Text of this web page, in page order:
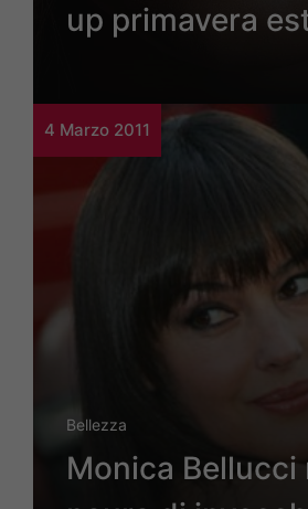
up primavera
4 Marzo 2011
Bellezza
Monica Bellucci